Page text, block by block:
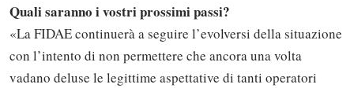
Quali saranno i vostri prossimi passi?
«La FIDAE continuerà a seguire l’evolversi della situazione
con l’intento di non permettere che ancora una volta
vadano deluse le legittime aspettative di tanti operatori